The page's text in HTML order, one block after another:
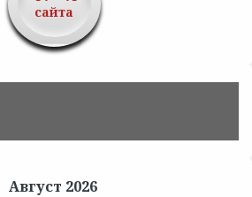
сайта
Август 2026